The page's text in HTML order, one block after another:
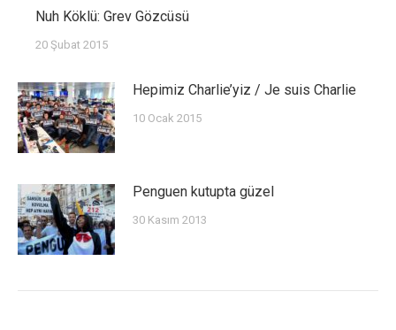
Nuh Köklü: Grev Gözcüsü
20 Şubat 2015
Hepimiz Charlie’yiz / Je suis Charlie
10 Ocak 2015
Penguen kutupta güzel
30 Kasım 2013